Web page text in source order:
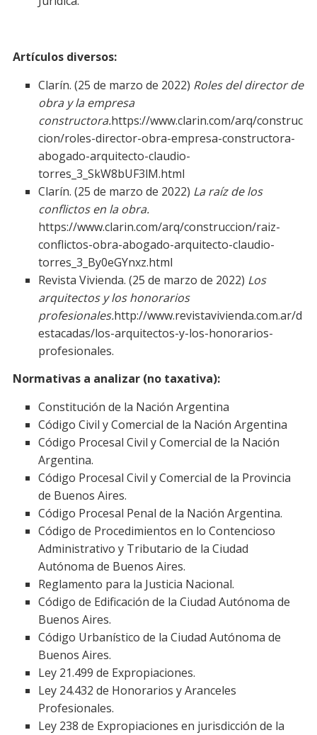
Artículos diversos:
Clarín. (25 de marzo de 2022) Roles del director de
obra y la empresa
constructora.https://www.clarin.com/arq/construc
cion/roles-director-obra-empresa-constructora-
abogado-arquitecto-claudio-
torres_3_SkW8bUF3lM.html
Clarín. (25 de marzo de 2022) La raíz de los
conflictos en la obra.
https://www.clarin.com/arq/construccion/raiz-
conflictos-obra-abogado-arquitecto-claudio-
torres_3_By0eGYnxz.html
Revista Vivienda. (25 de marzo de 2022) Los
arquitectos y los honorarios
profesionales.http://www.revistavivienda.com.ar/d
estacadas/los-arquitectos-y-los-honorarios-
profesionales.
Normativas a analizar (no taxativa):
Constitución de la Nación Argentina
Código Civil y Comercial de la Nación Argentina
Código Procesal Civil y Comercial de la Nación
Argentina.
Código Procesal Civil y Comercial de la Provincia
de Buenos Aires.
Código Procesal Penal de la Nación Argentina.
Código de Procedimientos en lo Contencioso
Administrativo y Tributario de la Ciudad
Autónoma de Buenos Aires.
Reglamento para la Justicia Nacional.
Código de Edificación de la Ciudad Autónoma de
Buenos Aires.
Código Urbanístico de la Ciudad Autónoma de
Buenos Aires.
Ley 21.499 de Expropiaciones.
Ley 24.432 de Honorarios y Aranceles
Profesionales.
Ley 238 de Expropiaciones en jurisdicción de la